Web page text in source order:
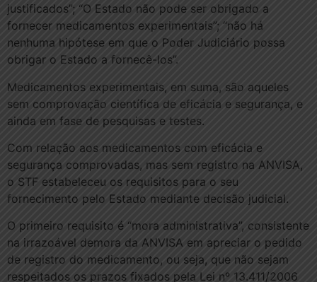
justificados”; “O Estado não pode ser obrigado a
fornecer medicamentos experimentais”; “não há
nenhuma hipótese em que o Poder Judiciário possa
obrigar o Estado a fornecê-los”.
Medicamentos experimentais, em suma, são aqueles
sem comprovação científica de eficácia e segurança, e
ainda em fase de pesquisas e testes.
Com relação aos medicamentos com eficácia e
segurança comprovadas, mas sem registro na ANVISA,
o STF estabeleceu os requisitos para o seu
fornecimento pelo Estado mediante decisão judicial.
O primeiro requisito é “mora administrativa”, consistente
na irrazoável demora da ANVISA em apreciar o pedido
de registro do medicamento, ou seja, que não sejam
respeitados os prazos fixados pela Lei nº 13.411/2006